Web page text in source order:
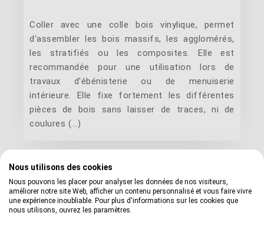
Coller avec une colle bois vinylique, permet
d'assembler les bois massifs, les agglomérés,
les stratifiés ou les composites. Elle est
recommandée pour une utilisation lors de
travaux d'ébénisterie ou de menuiserie
intérieure. Elle fixe fortement les différentes
pièces de bois sans laisser de traces, ni de
coulures (...)
Nous utilisons des cookies
Nous pouvons les placer pour analyser les données de nos visiteurs,
améliorer notre site Web, afficher un contenu personnalisé et vous faire vivre
une expérience inoubliable. Pour plus d'informations sur les cookies que
nous utilisons, ouvrez les paramètres.